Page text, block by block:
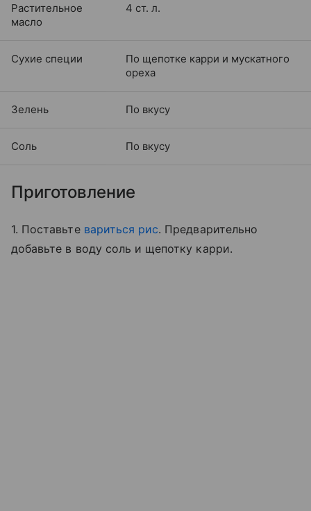
Растительное
масло
4 ст. л.
Сухие специи
По щепотке карри и мускатного
ореха
Зелень По вкусу
Соль По вкусу
Приготовление
1. Поставьте вариться рис. Предварительно
добавьте в воду соль и щепотку карри.